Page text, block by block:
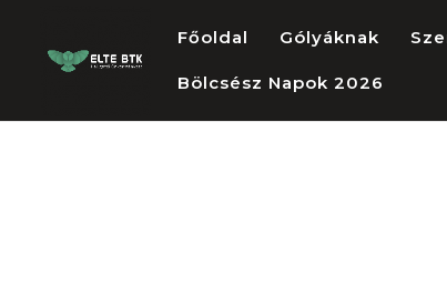
Főoldal Gólyáknak
Bölcsész Napok 2026